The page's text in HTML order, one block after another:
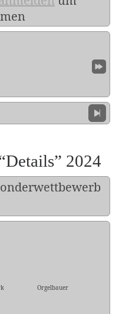
2024
Orgelbauer